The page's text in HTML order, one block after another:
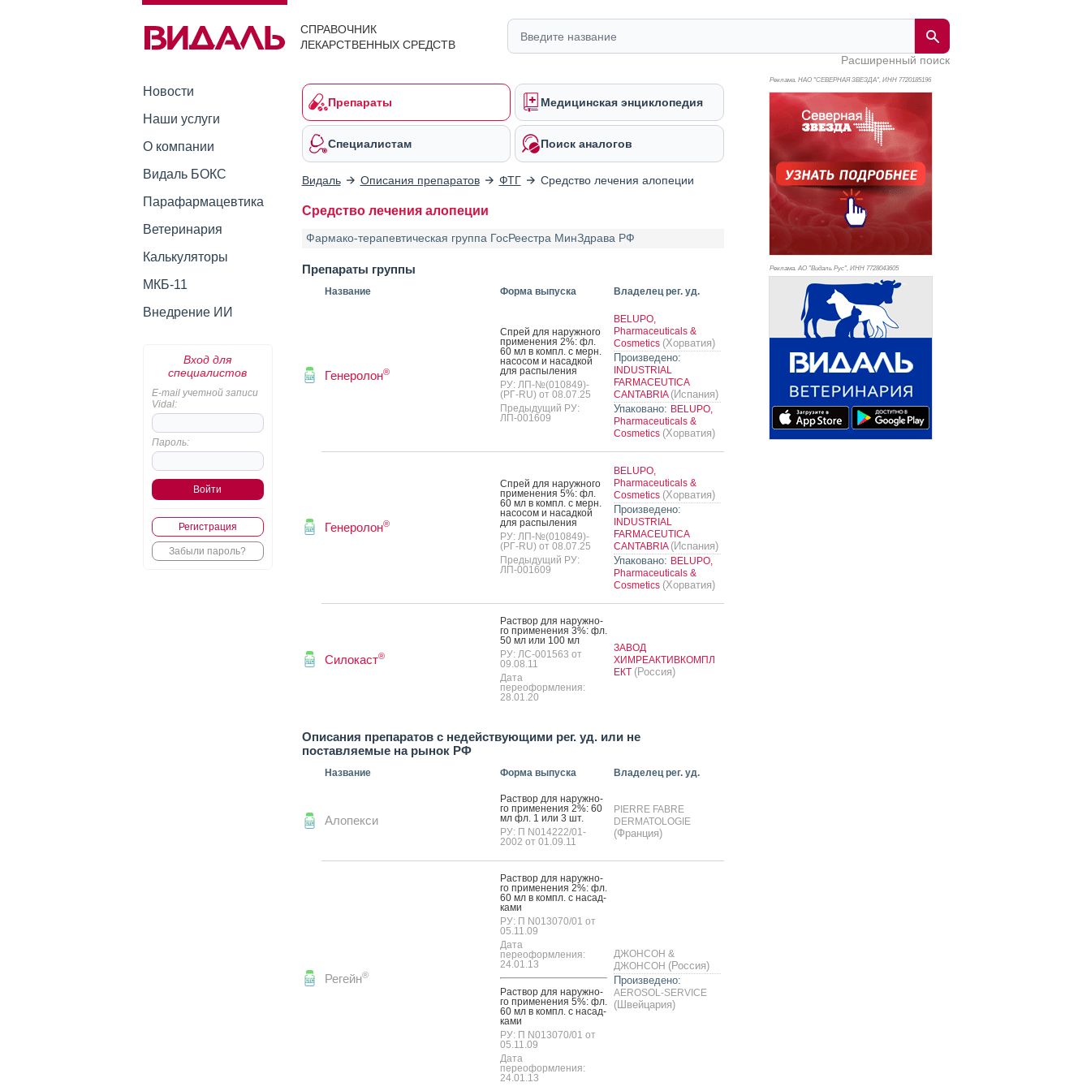
СПРАВОЧНИК
ЛЕКАРСТВЕННЫХ СРЕДСТВ
Расширенный поиск
Новости
Наши услуги
О компании
Видаль БОКС
Парафармацевтика
Ветеринария
Калькуляторы
МКБ-11
Внедрение ИИ
Вход для
специалистов
E-mail учетной записи
Vidal:
Пароль:
Регистрация
Забыли пароль?
Препараты Медицинская энциклопедия
Специалистам Поиск аналогов
Видаль Описания препаратов ФТГ Средство лечения алопеции
Средство лечения алопеции
Фармако-терапевтическая группа ГосРеестра МинЗдрава РФ
Препараты группы
Название Форма выпуска Владелец рег. уд.
Генеролон®
Спрей для на­руж­но­го
при­мене­ния 2%: фл.
60 мл в компл. с мерн.
на­сосом и на­сад­кой
для рас­пы­ления
РУ: ЛП-№(010849)-
(РГ-RU) от 08.07.25
Предыдущий РУ:
ЛП-001609
BELUPO,
Pharmaceuticals &
Cosmetics (Хорватия)
Произведено:
INDUSTRIAL
FARMACEUTICA
CANTABRIA (Испания)
Упаковано: BELUPO,
Pharmaceuticals &
Cosmetics (Хорватия)
Генеролон®
Спрей для на­руж­но­го
при­мене­ния 5%: фл.
60 мл в компл. с мерн.
на­сосом и на­сад­кой
для рас­пы­ления
РУ: ЛП-№(010849)-
(РГ-RU) от 08.07.25
Предыдущий РУ:
ЛП-001609
BELUPO,
Pharmaceuticals &
Cosmetics (Хорватия)
Произведено:
INDUSTRIAL
FARMACEUTICA
CANTABRIA (Испания)
Упаковано: BELUPO,
Pharmaceuticals &
Cosmetics (Хорватия)
Силокаст®
Рас­твор для на­руж­но­
го при­мене­ния 3%: фл.
50 мл или 100 мл
РУ: ЛС-001563 от
09.08.11
Дата
переоформления:
28.01.20
ЗАВОД
ХИМРЕАКТИВКОМПЛ
ЕКТ (Россия)
Описания препаратов с недействующими рег. уд. или не
поставляемые на рынок РФ
Название Форма выпуска Владелец рег. уд.
Алопекси
Рас­твор для на­руж­но­
го при­мене­ния 2%: 60
мл фл. 1 или 3 шт.
РУ: П N014222/01-
2002 от 01.09.11
PIERRE FABRE
DERMATOLOGIE
(Франция)
Регейн®
Рас­твор для на­руж­но­
го при­мене­ния 2%: фл.
60 мл в компл. с на­сад­
ка­ми
РУ: П N013070/01 от
05.11.09
Дата
переоформления:
24.01.13
Рас­твор для на­руж­но­
го при­мене­ния 5%: фл.
60 мл в компл. с на­сад­
ка­ми
РУ: П N013070/01 от
05.11.09
Дата
переоформления:
24.01.13
ДЖОНСОН &
ДЖОНСОН (Россия)
Произведено:
AEROSOL-SERVICE
(Швейцария)
Реклама. НАО "СЕВЕРНАЯ ЗВЕЗДА", ИНН 7720185196
Реклама. АО "Видаль Рус", ИНН 7728043605